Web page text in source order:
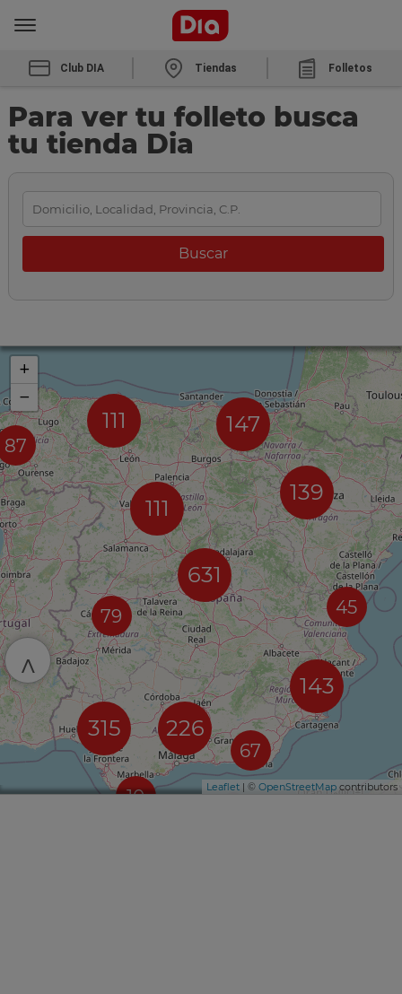
Club DIA Tiendas Folletos
Para ver tu folleto busca
tu tienda Dia
87
111 147
111
79
631
10
226
315
139
67
45
143
+
−
Leaflet | © OpenStreetMap contributors
^